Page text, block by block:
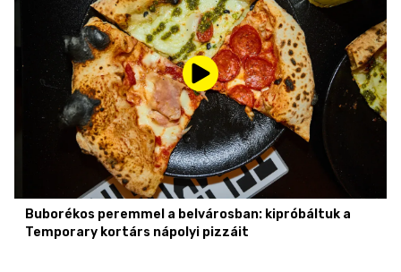
Buborékos peremmel a belvárosban: kipróbáltuk a
Temporary kortárs nápolyi pizzáit